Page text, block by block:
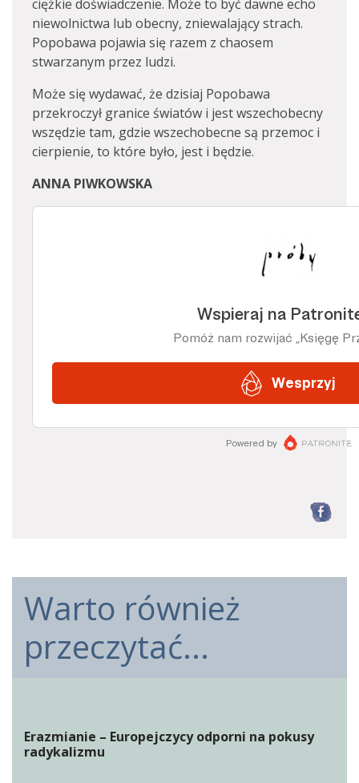
ciężkie doświadczenie. Może to być dawne echo
niewolnictwa lub obecny, zniewalający strach.
Popobawa pojawia się razem z chaosem
stwarzanym przez ludzi.
Może się wydawać, że dzisiaj Popobawa
przekroczył granice światów i jest wszechobecny
wszędzie tam, gdzie wszechobecne są przemoc i
cierpienie, to które było, jest i będzie.
ANNA PIWKOWSKA
Warto również
przeczytać...
Erazmianie – Europejczycy odporni na pokusy
radykalizmu